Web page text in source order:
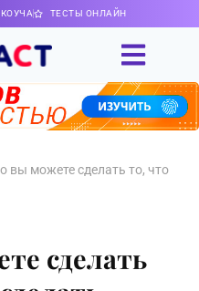
ТЕСТЫ ОНЛАЙН
вы можете сделать то, что
сделать